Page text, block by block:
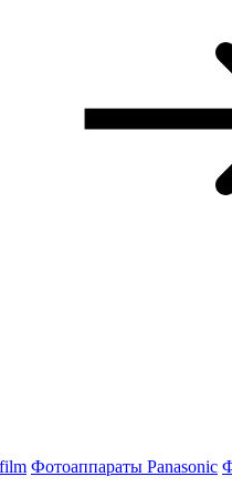
Фотоаппараты Panasonic